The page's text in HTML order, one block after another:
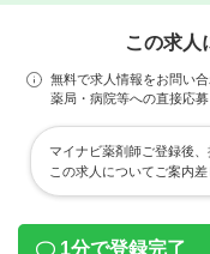
この求人
無料で求人情報をお問い合
薬局・病院等への直接応
マイナビ薬剤師ご登録後
この求人についてご案内差
1分で登録完了